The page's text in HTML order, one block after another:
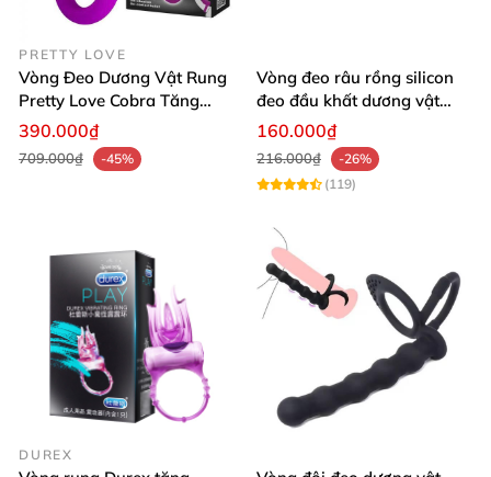
PRETTY LOVE
Vòng Đeo Dương Vật Rung
Pretty Love Cobra Tăng
Khoái Cảm & Kéo Dài Thời
390.000₫
709.000₫ -45%
Vòng đeo râu rồng silicon
đeo đầu khất dương vật
tăng khoái cảm
160.000₫
216.000₫
-26%
(119)
DUREX